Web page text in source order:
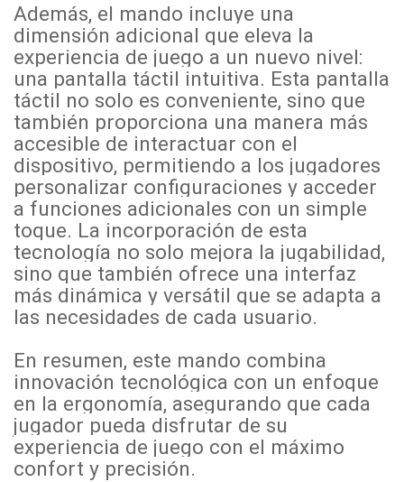
Además, el mando incluye una
dimensión adicional que eleva la
experiencia de juego a un nuevo nivel:
una pantalla táctil intuitiva. Esta pantalla
táctil no solo es conveniente, sino que
también proporciona una manera más
accesible de interactuar con el
dispositivo, permitiendo a los jugadores
personalizar configuraciones y acceder
a funciones adicionales con un simple
toque. La incorporación de esta
tecnología no solo mejora la jugabilidad,
sino que también ofrece una interfaz
más dinámica y versátil que se adapta a
las necesidades de cada usuario.
En resumen, este mando combina
innovación tecnológica con un enfoque
en la ergonomía, asegurando que cada
jugador pueda disfrutar de su
experiencia de juego con el máximo
confort y precisión.